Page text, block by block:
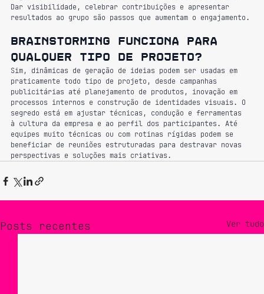
Dar visibilidade, celebrar contribuições e apresentar
resultados ao grupo são passos que aumentam o engajamento.
Brainstorming funciona para
qualquer tipo de projeto?
Sim, dinâmicas de geração de ideias podem ser usadas em
praticamente todo tipo de projeto, desde campanhas
publicitárias até planejamento de produtos, inovação em
processos internos e construção de identidades visuais. O
segredo está em ajustar técnicas, condução e ferramentas
à cultura da empresa e ao perfil dos participantes. Até
equipes muito técnicas ou com rotinas rígidas podem se
beneficiar de reuniões estruturadas para destravar novas
perspectivas e soluções mais criativas.
Posts recentes Ver tudo